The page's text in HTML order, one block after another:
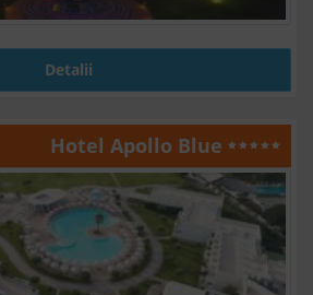
Detalii
Hotel Apollo Blue